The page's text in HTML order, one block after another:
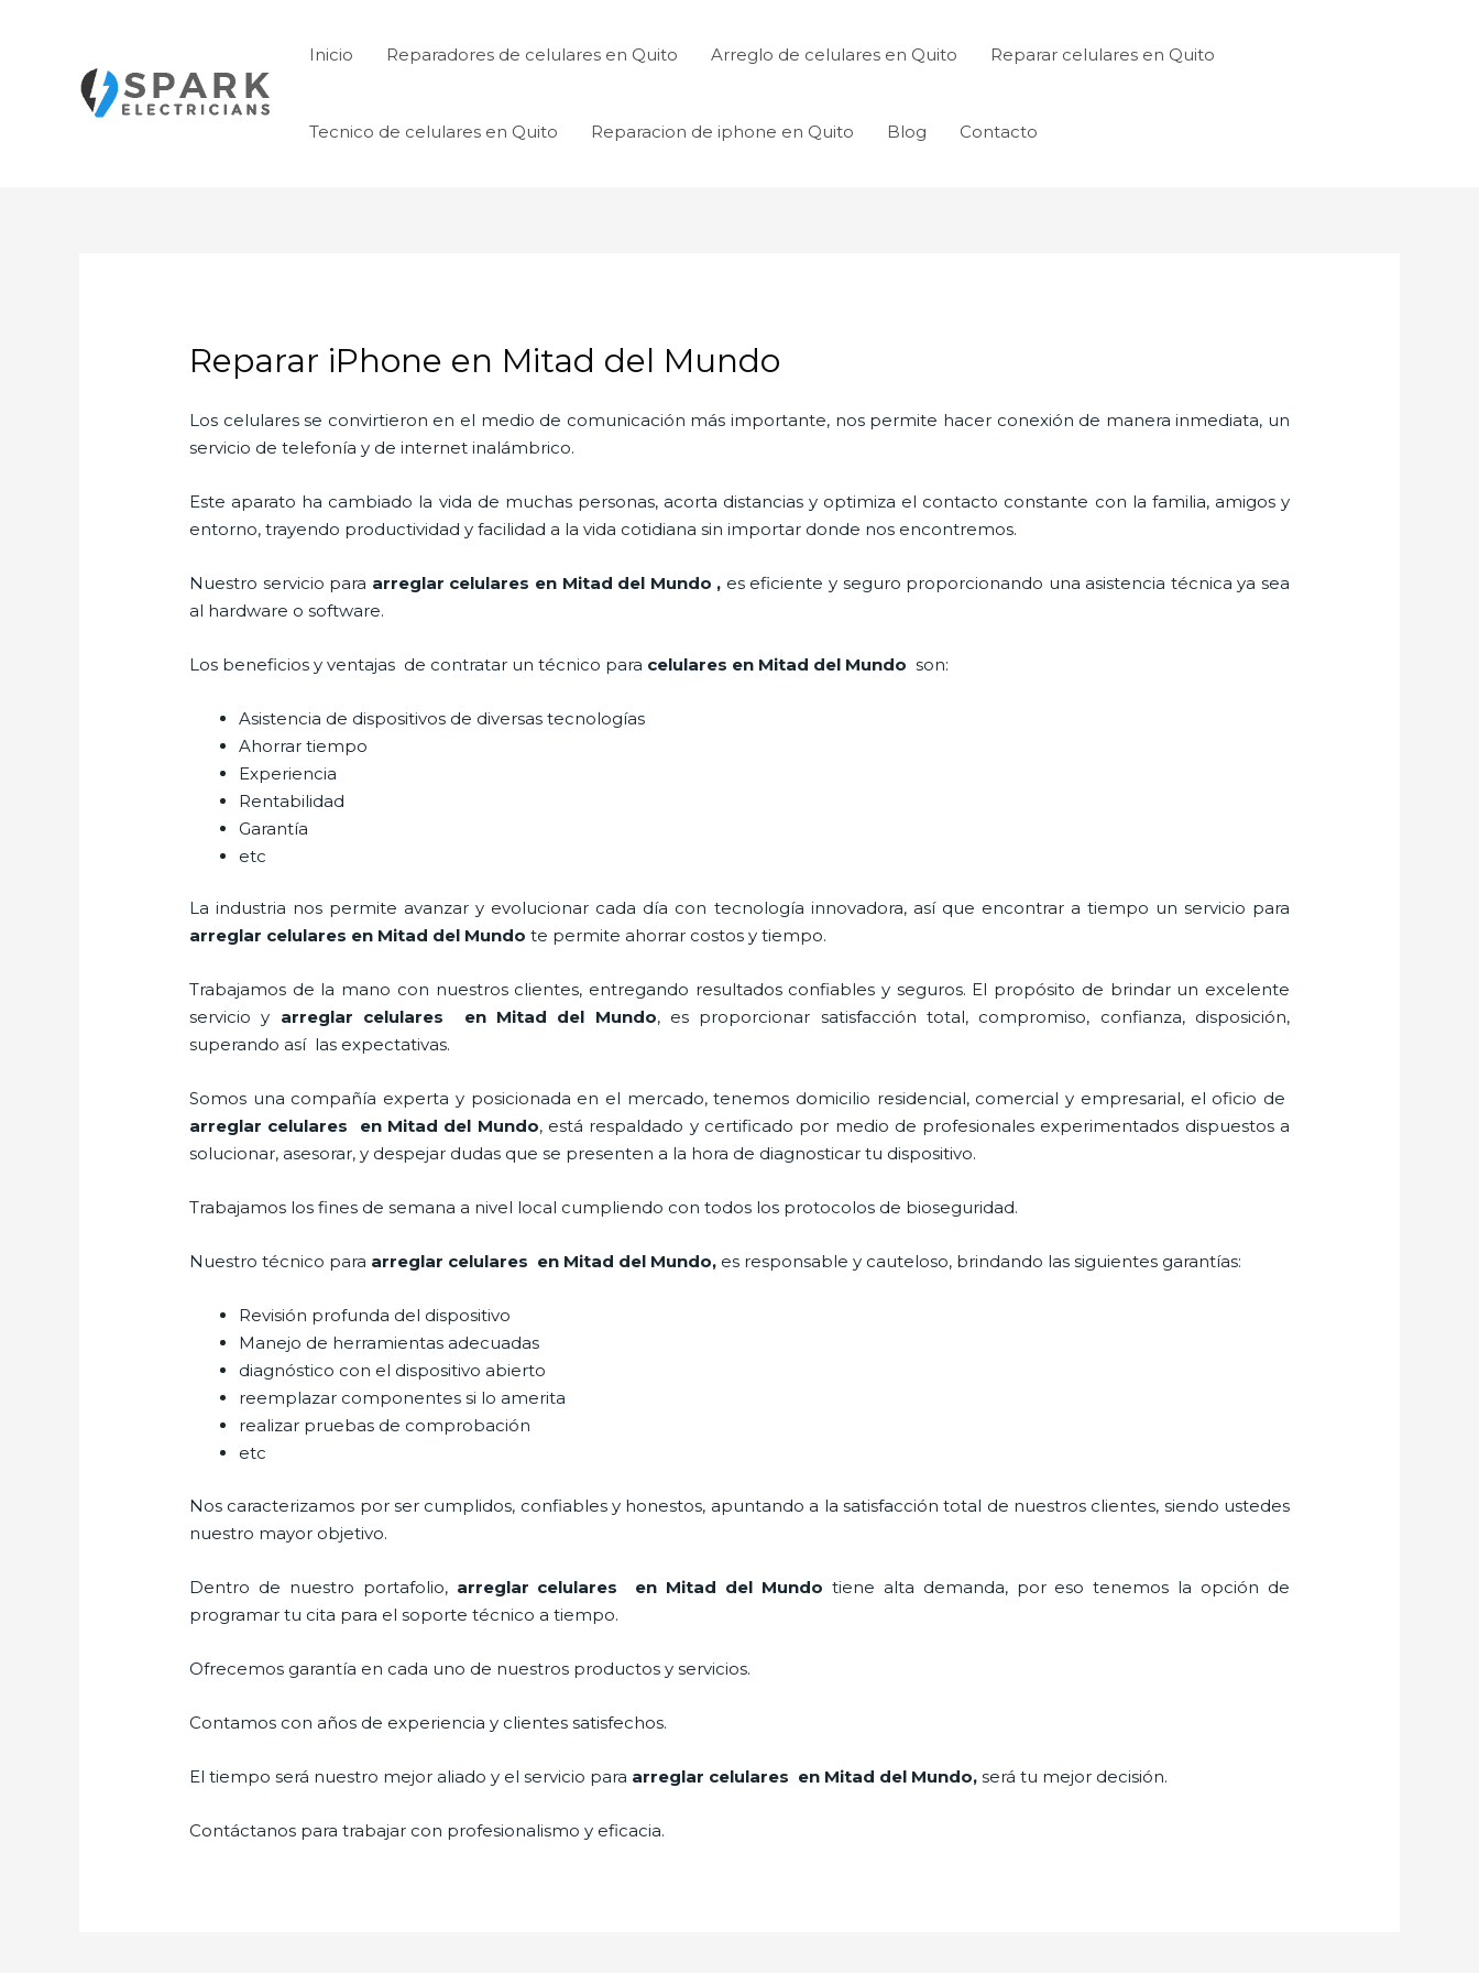
Inicio Reparadores de celulares en Quito Arreglo de celulares en Quito Reparar celulares en Quito
Tecnico de celulares en Quito Reparacion de iphone en Quito Blog Contacto
Reparar iPhone en Mitad del Mundo
Los celulares se convirtieron en el medio de comunicación más importante, nos permite hacer conexión de manera inmediata, un
servicio de telefonía y de internet inalámbrico.
Este aparato ha cambiado la vida de muchas personas, acorta distancias y optimiza el contacto constante con la familia, amigos y
entorno, trayendo productividad y facilidad a la vida cotidiana sin importar donde nos encontremos.
Nuestro servicio para arreglar celulares en Mitad del Mundo , es eficiente y seguro proporcionando una asistencia técnica ya sea
al hardware o software.
Los beneficios y ventajas de contratar un técnico para celulares en Mitad del Mundoson:
Asistencia de dispositivos de diversas tecnologías
Ahorrar tiempo
Experiencia
Rentabilidad
Garantía
etc
La industria nos permite avanzar y evolucionar cada día con tecnología innovadora, así que encontrar a tiempo un servicio para
arreglar celulares en Mitad del Mundo te permite ahorrar costos y tiempo.
Trabajamos de la mano con nuestros clientes, entregando resultados confiables y seguros. El propósito de brindar un excelente
servicio y arreglar celulares en Mitad del Mundo, es proporcionar satisfacción total, compromiso, confianza, disposición,
superando así las expectativas.
Somos una compañía experta y posicionada en el mercado, tenemos domicilio residencial, comercial y empresarial, el oficio de
arreglar celulares en Mitad del Mundo, está respaldado y certificado por medio de profesionales experimentados dispuestos a
solucionar, asesorar, y despejar dudas que se presenten a la hora de diagnosticar tu dispositivo.
Trabajamos los fines de semana a nivel local cumpliendo con todos los protocolos de bioseguridad.
Nuestro técnico para arreglar celulares en Mitad del Mundo, es responsable y cauteloso, brindando las siguientes garantías:
Revisión profunda del dispositivo
Manejo de herramientas adecuadas
diagnóstico con el dispositivo abierto
reemplazar componentes si lo amerita
realizar pruebas de comprobación
etc
Nos caracterizamos por ser cumplidos, confiables y honestos, apuntando a la satisfacción total de nuestros clientes, siendo ustedes
nuestro mayor objetivo.
Dentro de nuestro portafolio, arreglar celulares en Mitad del Mundo tiene alta demanda, por eso tenemos la opción de
programar tu cita para el soporte técnico a tiempo.
Ofrecemos garantía en cada uno de nuestros productos y servicios.
Contamos con años de experiencia y clientes satisfechos.
El tiempo será nuestro mejor aliado y el servicio para arreglar celulares en Mitad del Mundo,será tu mejor decisión.
Contáctanos para trabajar con profesionalismo y eficacia.